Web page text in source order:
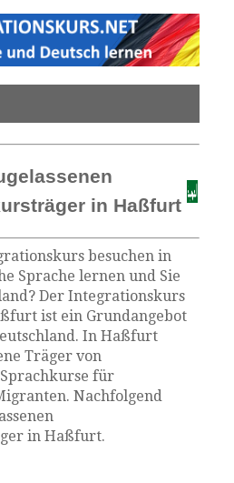
in Haßfurt
besuchen in
Sprache lernen und Sie
Der Integrationskurs
ist ein Grundangebot
In Haßfurt
Träger von
für
Nachfolgend
in Haßfurt.